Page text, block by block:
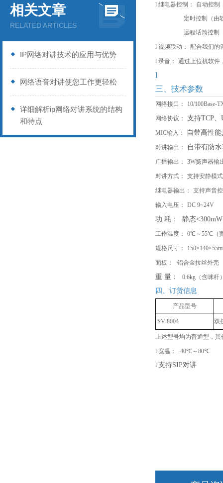
相关文章
RELATED ARTICLES
IP网络对讲技术的应用与优势
网络语音对讲使您工作更轻松
详细解析ip网络对讲系统的结构
和特点
l 继电器控制：
自动控制
定时控制（由
远程话筒控制
l 视频联动： 配合我们的
l 录音： 通过上位机软件
l
三、技术参数
网络接口： 10/100Base-
网络协议： 支持TCP、
MIC输入： 自带高性
对讲输出： 自带有防水
广播输出： 3W扬声器输
对讲方式： 支持安静模
继电器输出： 支持声音
输入电压： DC 9~24V
功 耗： 静态<300mW
工作温度： 0℃～55℃（
规格尺寸：
面板： 铝合金拉丝外壳
重 量： 0.6kg（含咪杆
四、订货信息
产品型号
SV-8004 双
上述型号均为普通型，其
l 宽温：
-40℃～80℃
l 支持SIP对讲